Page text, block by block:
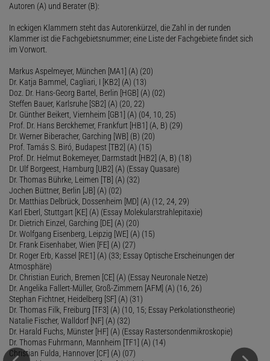
Autoren (A) und Berater (B):
In eckigen Klammern steht das Autorenkürzel, die Zahl in der runden
Klammer ist die Fachgebietsnummer; eine Liste der Fachgebiete findet sich
im Vorwort.
Markus Aspelmeyer, München [MA1] (A) (20)
Dr. Katja Bammel, Cagliari, I [KB2] (A) (13)
Doz. Dr. Hans-Georg Bartel, Berlin [HGB] (A) (02)
Steffen Bauer, Karlsruhe [SB2] (A) (20, 22)
Dr. Günther Beikert, Viernheim [GB1] (A) (04, 10, 25)
Prof. Dr. Hans Berckhemer, Frankfurt [HB1] (A, B) (29)
Dr. Werner Biberacher, Garching [WB] (B) (20)
Prof. Tamás S. Biró, Budapest [TB2] (A) (15)
Prof. Dr. Helmut Bokemeyer, Darmstadt [HB2] (A, B) (18)
Dr. Ulf Borgeest, Hamburg [UB2] (A) (Essay Quasare)
Dr. Thomas Bührke, Leimen [TB] (A) (32)
Jochen Büttner, Berlin [JB] (A) (02)
Dr. Matthias Delbrück, Dossenheim [MD] (A) (12, 24, 29)
Karl Eberl, Stuttgart [KE] (A) (Essay Molekularstrahlepitaxie)
Dr. Dietrich Einzel, Garching [DE] (A) (20)
Dr. Wolfgang Eisenberg, Leipzig [WE] (A) (15)
Dr. Frank Eisenhaber, Wien [FE] (A) (27)
Dr. Roger Erb, Kassel [RE1] (A) (33; Essay Optische Erscheinungen der
Atmosphäre)
Dr. Christian Eurich, Bremen [CE] (A) (Essay Neuronale Netze)
Dr. Angelika Fallert-Müller, Groß-Zimmern [AFM] (A) (16, 26)
Stephan Fichtner, Heidelberg [SF] (A) (31)
Dr. Thomas Filk, Freiburg [TF3] (A) (10, 15; Essay Perkolationstheorie)
Natalie Fischer, Walldorf [NF] (A) (32)
Dr. Harald Fuchs, Münster [HF] (A) (Essay Rastersondenmikroskopie)
Dr. Thomas Fuhrmann, Mannheim [TF1] (A) (14)
Christian Fulda, Hannover [CF] (A) (07)